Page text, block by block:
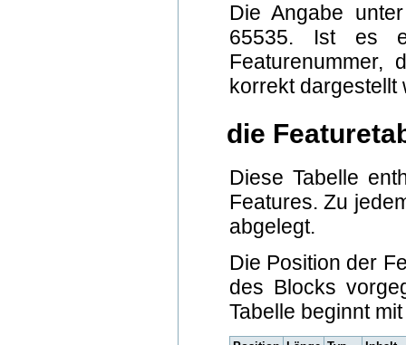
Die Angabe
65535. Ist es
Featurenummer,
korrekt dargestellt
die
Diese Tabelle
Features. Zu
abgelegt.
Die Position der
des Blocks
Tabelle beginnt